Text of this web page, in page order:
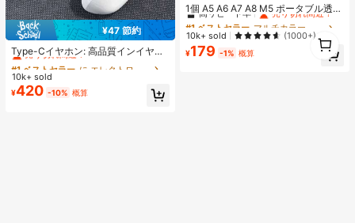
¥47 節約
Type-Cイヤホン: 高品質インイヤー
ヘッドホン、3ボタンインラインコ
ントロール内蔵、音楽再生、通話応
答、音量調整が簡単。17/16/15シリ
ーズ、Plus、Pro、Pro Maxモデル対
#1 ベストセラー
に エレクトロニクス
売り切れ間近！
#1 ベストセラー
売り切れ間近！
#1 ベストセラー
売り切れ間近！
#1 ベストセラー
10k+ sold
¥420 -10% 概算
1個 A5 A6 A7 A8 M5 ポータブル透明
ルーズリーフバインダー、透明ステ
ッカーブック、シールブック、ステ
ッカーブック、写真収納バッグ、フ
ォトアルバム、貯金プランブック、
プランナー、ノート、オフィス文房
高リピート率
売り切れ間近！
#1 ベストセラー
マルチカラー バインダー
高リピート率
売り切れ間近！
#1 ベストセラー
マルチカラー バインダー
高リピート率
売り切れ間近！
#1 ベストセラー
売り切れ間近！
10k+ sold (1000+)
¥179 -1% 概算